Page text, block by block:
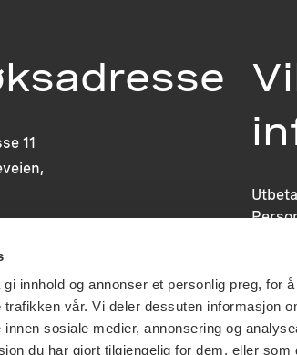
innhold og annonser et personlig preg, for
vår. Vi deler dessuten informasjon
sosiale medier, annonsering og
du har gjort tilgjengelig for dem, eller som
11
Last